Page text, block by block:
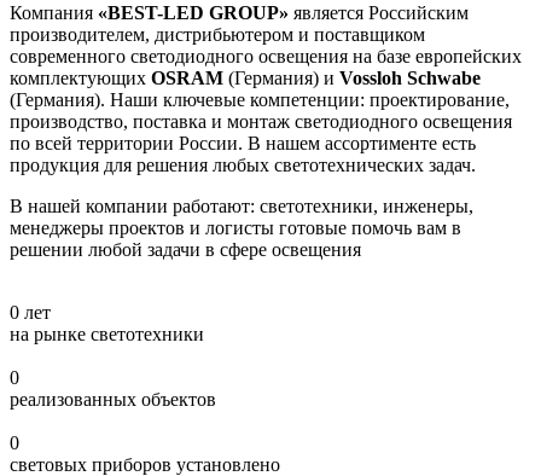
Компания «BEST-LED GROUP» является Российским
производителем, дистрибьютером и поставщиком
современного светодиодного освещения на базе европейских
комплектующих OSRAM (Германия) и Vossloh Schwabe
(Германия). Наши ключевые компетенции: проектирование,
производство, поставка и монтаж светодиодного освещения
по всей территории России. В нашем ассортименте есть
продукция для решения любых светотехнических задач.
В нашей компании работают: светотехники, инженеры,
менеджеры проектов и логисты готовые помочь вам в
решении любой задачи в сфере освещения
0 лет
на рынке светотехники
0
реализованных объектов
0
световых приборов установлено